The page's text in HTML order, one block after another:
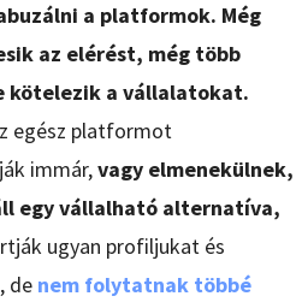
a platformok. Még
az elérést, még több
kötelezik a vállalatokat.
egész platformot
immár,vagy elmenekülnek,
egy vállalható alternatíva,
ugyan profiljukat és
de nem folytatnak többé